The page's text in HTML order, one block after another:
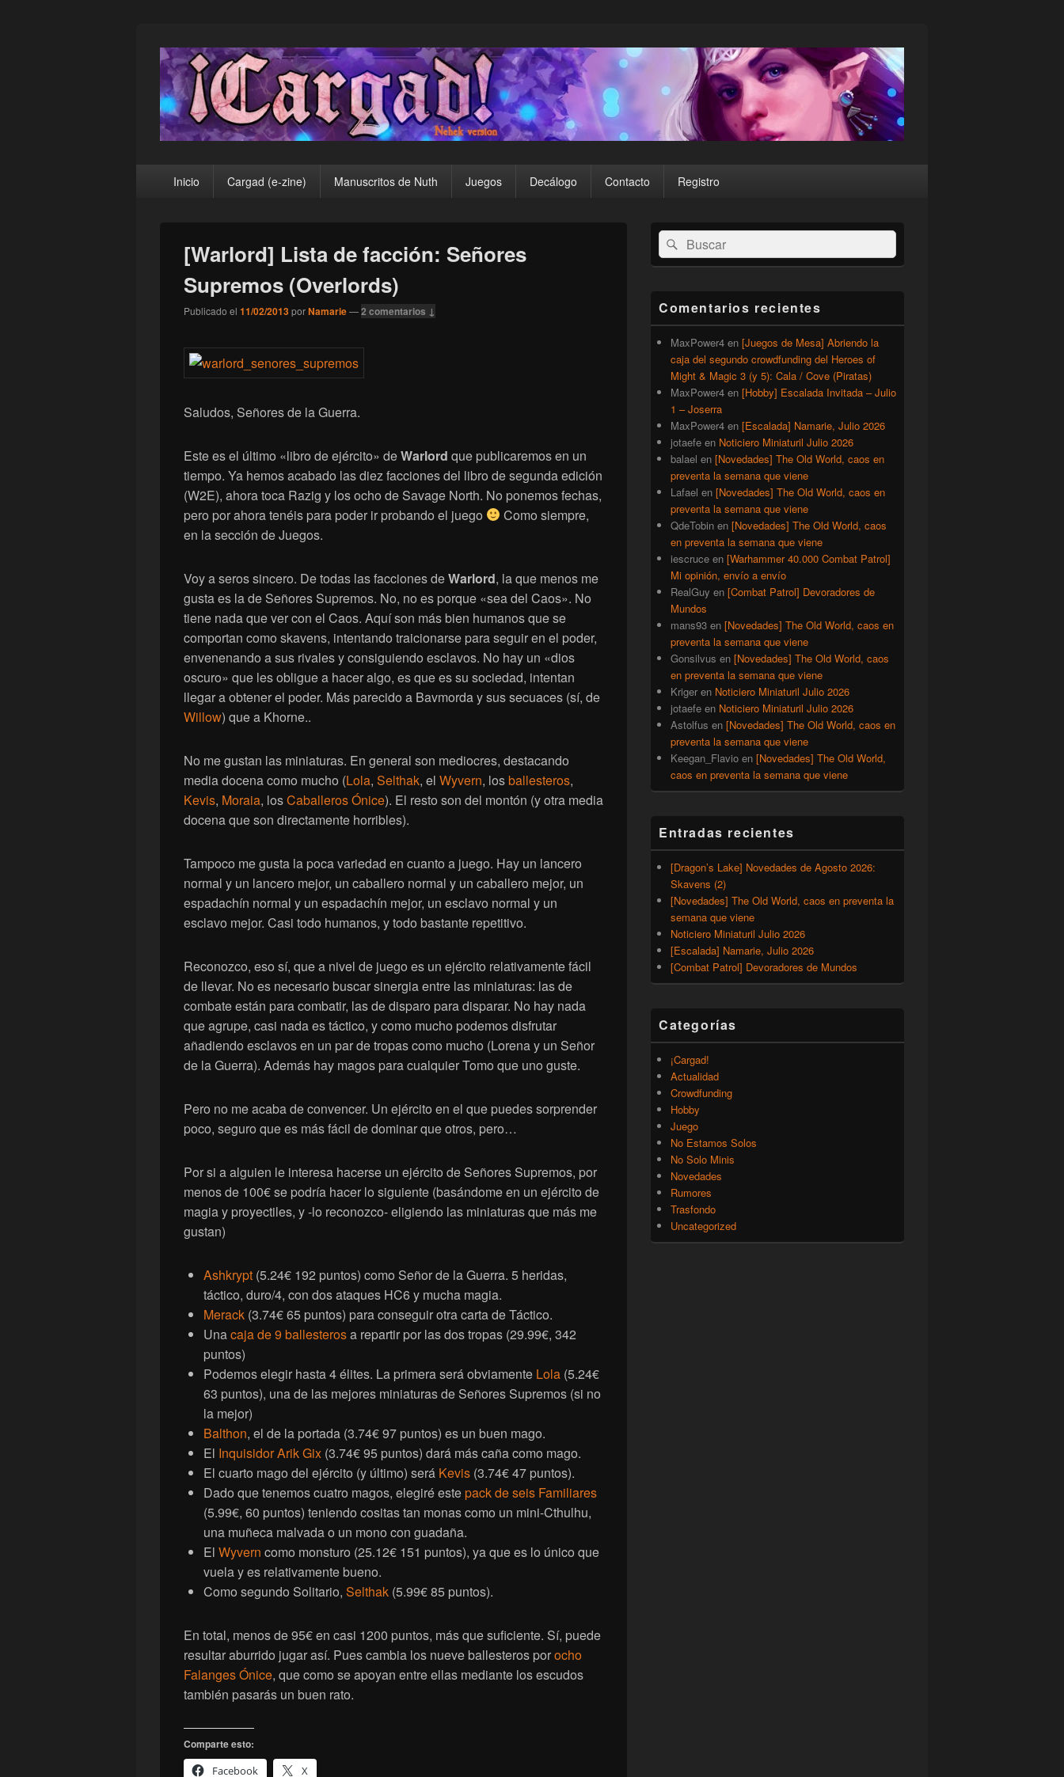
¡Cargad!
principalInicio Cargad (e-zine) Manuscritos de Nuth Juegos Decálogo Contacto Registro
[Warlord] Lista de facción: Señores
Supremos (Overlords)
Publicado el 11/02/2013porNamarie—2 comentarios ↓
Saludos, Señores de la Guerra.
Este es el último «libro de ejército» deWarlord que publicaremos en un
tiempo. Ya hemos acabado las diez facciones del libro de segunda edición
(W2E), ahora toca Razig y los ocho de Savage North. No ponemos fechas,
pero por ahora tenéis para poder ir probando el juego
Como siempre,
en la sección de Juegos.
Voy a seros sincero. De todas las facciones deWarlord, la que menos me
gusta es la de Señores Supremos. No, no es porque «sea del Caos». No
tiene nada que ver con el Caos. Aquí son más bien humanos que se
comportan como skavens, intentando traicionarse para seguir en el poder,
envenenando a sus rivales y consiguiendo esclavos. No hay un «dios
oscuro» que les obligue a hacer algo, es que es su sociedad, intentan
llegar a obtener el poder. Más parecido a Bavmorda y sus secuaces (sí, de
Willow) que a Khorne..
No me gustan las miniaturas. En general son mediocres, destacando
media docena como mucho (Lola, Selthak, el Wyvern, losballesteros,
Kevis, Moraia, losCaballeros Ónice). El resto son del montón (y otra media
docena que son directamente horribles).
Tampoco me gusta la poca variedad en cuanto a juego. Hay un lancero
normal y un lancero mejor, un caballero normal y un caballero mejor, un
espadachín normal y un espadachín mejor, un esclavo normal y un
esclavo mejor. Casi todo humanos, y todo bastante repetitivo.
Reconozco, eso sí, que a nivel de juego es un ejército relativamente fácil
de llevar. No es necesario buscar sinergia entre las miniaturas: las de
combate están para combatir, las de disparo para disparar. No hay nada
que agrupe, casi nada es táctico, y como mucho podemos disfrutar
añadiendo esclavos en un par de tropas como mucho (Lorena y un Señor
de la Guerra). Además hay magos para cualquier Tomo que uno guste.
Pero no me acaba de convencer. Un ejército en el que puedes sorprender
poco, seguro que es más fácil de dominar que otros, pero…
Por si a alguien le interesa hacerse un ejército de Señores Supremos, por
menos de 100€ se podría hacer lo siguiente (basándome en un ejército de
magia y proyectiles, y -lo reconozco- eligiendo las miniaturas que más me
gustan)
Ashkrypt (5.24€ 192 puntos) como Señor de la Guerra. 5 heridas,
táctico, duro/4, con dos ataques HC6 y mucha magia.
Merack (3.74€ 65 puntos) para conseguir otra carta de Táctico.
Unacaja de 9 ballesterosa repartir por las dos tropas (29.99€, 342
puntos)
Podemos elegir hasta 4 élites. La primera será obviamente Lola (5.24€
63 puntos), una de las mejores miniaturas de Señores Supremos (si no
la mejor)
Balthon, el de la portada (3.74€ 97 puntos) es un buen mago.
El Inquisidor Arik Gix (3.74€ 95 puntos) dará más caña como mago.
El cuarto mago del ejército (y último) será Kevis (3.74€ 47 puntos).
Dado que tenemos cuatro magos, elegiré estepack de seis Familiares
(5.99€, 60 puntos) teniendo cositas tan monas como un mini-Cthulhu,
una muñeca malvada o un mono con guadaña.
El Wyvern como monsturo (25.12€ 151 puntos), ya que es lo único que
vuela y es relativamente bueno.
Como segundo Solitario, Selthak (5.99€ 85 puntos).
En total, menos de 95€ en casi 1200 puntos, más que suficiente. Sí, puede
resultar aburrido jugar así. Pues cambia los nueve ballesteros porocho
Falanges Ónice, que como se apoyan entre ellas mediante los escudos
también pasarás un buen rato.
Comparte esto:
Facebook
X
El
área
de
lateral
primaria
Buscar
por:
Buscar
Comentarios recientes
MaxPower4 en [Juegos de Mesa] Abriendo la
caja del segundo crowdfunding del Heroes of
Might & Magic 3 (y 5): Cala / Cove (Piratas)
MaxPower4 en [Hobby] Escalada Invitada – Julio
1 – Joserra
MaxPower4 en [Escalada] Namarie, Julio 2026
jotaefe en Noticiero Miniaturil Julio 2026
balael en [Novedades] The Old World, caos en
preventa la semana que viene
Lafael en [Novedades] The Old World, caos en
preventa la semana que viene
QdeTobin en [Novedades] The Old World, caos
en preventa la semana que viene
iescruce en [Warhammer 40.000 Combat Patrol]
Mi opinión, envío a envío
RealGuy en [Combat Patrol] Devoradores de
Mundos
mans93 en [Novedades] The Old World, caos en
preventa la semana que viene
Gonsilvus en [Novedades] The Old World, caos
en preventa la semana que viene
Kriger en Noticiero Miniaturil Julio 2026
jotaefe en Noticiero Miniaturil Julio 2026
Astolfus en [Novedades] The Old World, caos en
preventa la semana que viene
Keegan_Flavio en [Novedades] The Old World,
caos en preventa la semana que viene
Entradas recientes
[Dragon’s Lake] Novedades de Agosto 2026:
Skavens (2)
[Novedades] The Old World, caos en preventa la
semana que viene
Noticiero Miniaturil Julio 2026
[Escalada] Namarie, Julio 2026
[Combat Patrol] Devoradores de Mundos
Categorías
¡Cargad!
Actualidad
Crowdfunding
Hobby
Juego
No Estamos Solos
No Solo Minis
Novedades
Rumores
Trasfondo
Uncategorized